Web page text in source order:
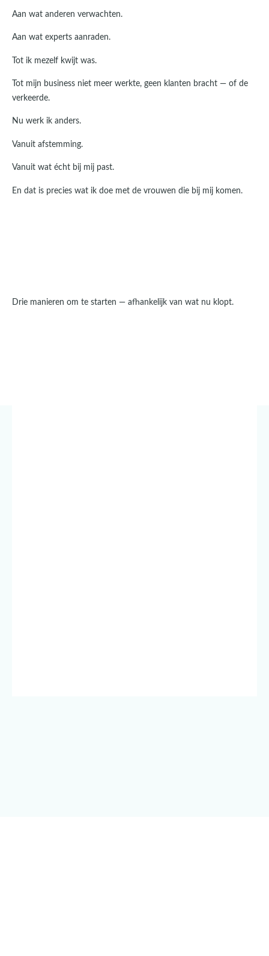
Aan wat anderen verwachten.
Aan wat experts aanraden.
Tot ik mezelf kwijt was.
Tot mijn business niet meer werkte, geen klanten bracht — of de
verkeerde.
Nu werk ik anders.
Vanuit afstemming.
Vanuit wat écht bij mij past.
En dat is precies wat ik doe met de vrouwen die bij mij komen.
Drie manieren om te starten — afhankelijk van wat nu klopt.